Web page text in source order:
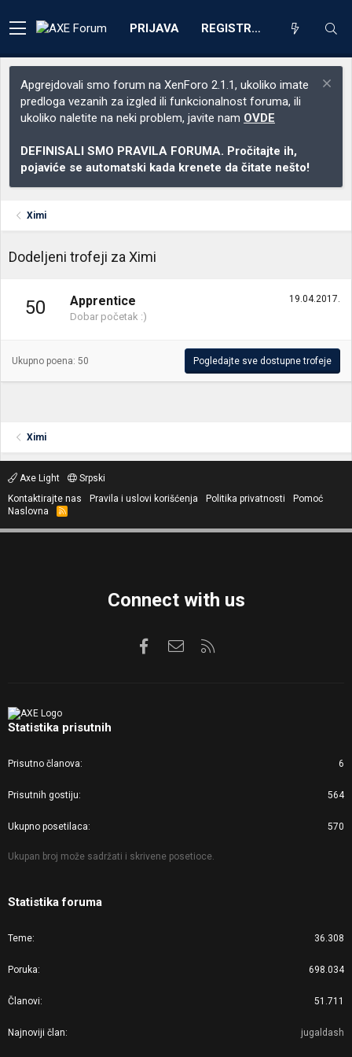
PRIJAVA REGISTRACIJA
Apgrejdovali smo forum na XenForo 2.1.1, ukoliko imate
predloga vezanih za izgled ili funkcionalnost foruma, ili
ukoliko naletite na neki problem, javite nam OVDE
DEFINISALI SMO PRAVILA FORUMA. Pročitajte ih,
pojaviće se automatski kada krenete da čitate nešto!
Ximi
Dodeljeni trofeji za Ximi
50 19.04.2017.
Apprentice
Dobar početak :)
Ukupno poena: 50 Pogledajte sve dostupne trofeje
Ximi
Axe Light
Srpski
Kontaktirajte nas
Pravila i uslovi korišćenja Politika privatnosti
Pomoć
Naslovna
R
S
Connect with us
FacebookKontaktirajte nas
Statistika prisutnih
Prisutno članova 6
Prisutnih gostiju 564
Ukupno posetilaca 570
Ukupan broj može sadržati i skrivene posetioce.
Statistika foruma
Teme 36.308
Poruka 698.034
Članovi 51.711
Najnoviji član jugaldash